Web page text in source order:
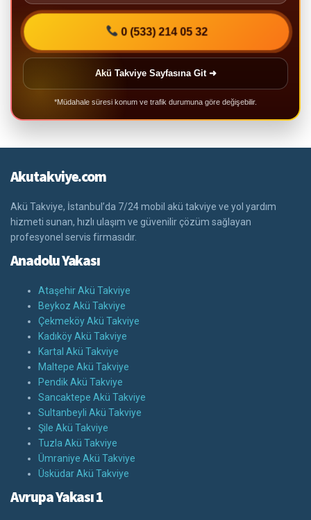
0 (533) 214 05 32
Akü Takviye Sayfasına Git ➜
*Müdahale süresi konum ve trafik durumuna göre değişebilir.
Akutakviye.com
Akü Takviye, İstanbul’da 7/24 mobil akü takviye ve yol yardım
hizmeti sunan, hızlı ulaşım ve güvenilir çözüm sağlayan
profesyonel servis firmasıdır.
Anadolu Yakası
Ataşehir Akü Takviye
Beykoz Akü Takviye
Çekmeköy Akü Takviye
Kadıköy Akü Takviye
Kartal Akü Takviye
Maltepe Akü Takviye
Pendik Akü Takviye
Sancaktepe Akü Takviye
Sultanbeyli Akü Takviye
Şile Akü Takviye
Tuzla Akü Takviye
Ümraniye Akü Takviye
Üsküdar Akü Takviye
Avrupa Yakası 1